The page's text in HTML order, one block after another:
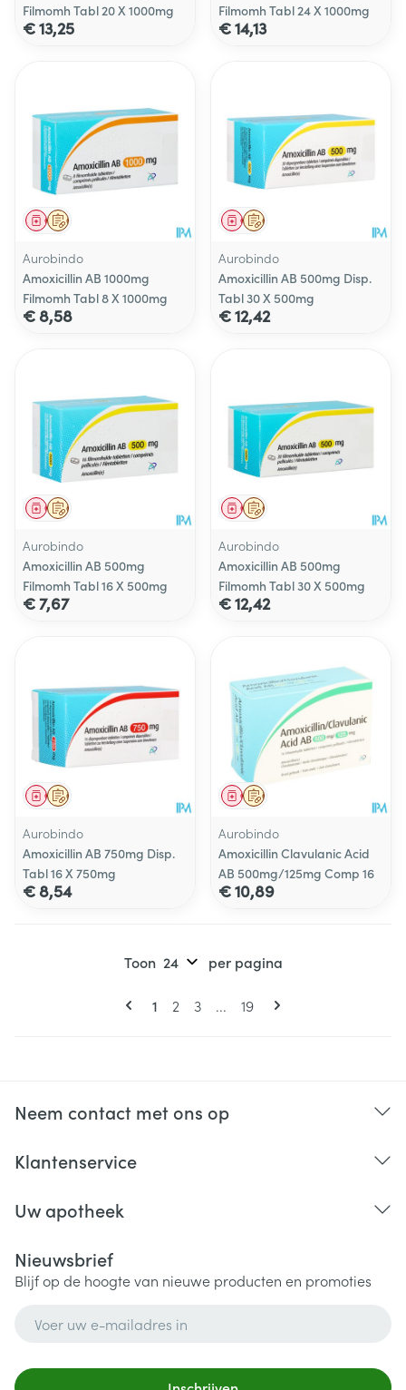
Filmomh Tabl 20 X 1000mg
€ 13,25
Filmomh Tabl 24 X 1000mg
€ 14,13
Op voorschrift
Geneesmiddel
Aurobindo
Amoxicillin AB 1000mg
Filmomh Tabl 8 X 1000mg
€ 8,58
Op voorschrift
Geneesmiddel
Aurobindo
Amoxicillin AB 500mg Disp.
Tabl 30 X 500mg
€ 12,42
Op voorschrift
Geneesmiddel
Aurobindo
Amoxicillin AB 500mg
Filmomh Tabl 16 X 500mg
€ 7,67
Op voorschrift
Geneesmiddel
Aurobindo
Amoxicillin AB 500mg
Filmomh Tabl 30 X 500mg
€ 12,42
Op voorschrift
Geneesmiddel
Aurobindo
Amoxicillin AB 750mg Disp.
Tabl 16 X 750mg
€ 8,54
Op voorschrift
Geneesmiddel
Aurobindo
Amoxicillin Clavulanic Acid
AB 500mg/125mg Comp 16
€ 10,89
Pagina's
U lees momenteel pagina
1 Pagina
2 Pagina
3 ... Pagina
19
Toon per pagina
Neem contact met ons op
Klantenservice
Uw apotheek
Nieuwsbrief
Blijf op de hoogte van nieuwe producten en promoties